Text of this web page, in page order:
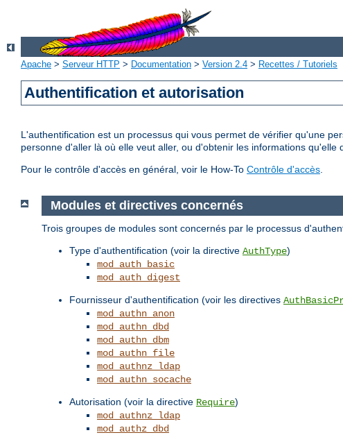
Apache > Serveur HTTP > Documentation > Version 2.4 > Recettes / Tutoriels
Authentification et autorisation
L'authentification est un processus qui vous permet de vérifier qu'une
personne d'aller là où elle veut aller, ou d'obtenir les informations qu'elle
Pour le contrôle d'accès en général, voir le How-To Contrôle d'accès.
Modules et directives concernés
Trois groupes de modules sont concernés par le processus
Type d'authentification (voir la directive AuthType)
mod_auth_basic
mod_auth_digest
Fournisseur d'authentification (voir les directives
mod_authn_anon
mod_authn_dbd
mod_authn_dbm
mod_authn_file
mod_authnz_ldap
mod_authn_socache
Autorisation (voir la directive Require)
mod_authnz_ldap
mod_authz_dbd